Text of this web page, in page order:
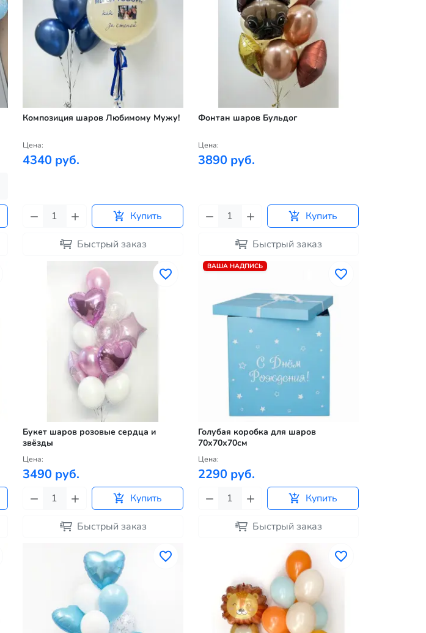
Композиция шаров Любимому Мужу!
Цена:
4340 руб.
Купить
Быстрый заказ
Фонтан шаров Бульдог
Цена:
3890 руб.
Купить
Быстрый заказ
Букет шаров розовые сердца и
звёзды
Цена:
3490 руб.
Купить
Быстрый заказ
ВАША НАДПИСЬ
Голубая коробка для шаров
70х70х70см
Цена:
2290 руб.
Купить
Быстрый заказ